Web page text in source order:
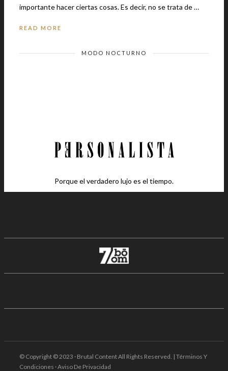
importante hacer ciertas cosas. Es decir, no se trata de …
READ MORE
MODO NOCTURNO
Porque el verdadero lujo es el tiempo.
© Copyright © 2023 · Brutal Content All Rights Reserved. | Términos Y
Condiciones · Aviso De Privacidad